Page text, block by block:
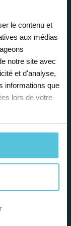
le contenu et
aux médias
notre site avec
et d'analyse,
informations que
lors de votre
selon
votre
profil,